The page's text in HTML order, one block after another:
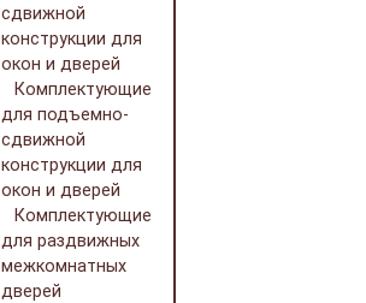
сдвижной
конструкции для
окон и дверей
Комплектующие
для подъемно-
сдвижной
конструкции для
окон и дверей
Комплектующие
для раздвижных
межкомнатных
дверей